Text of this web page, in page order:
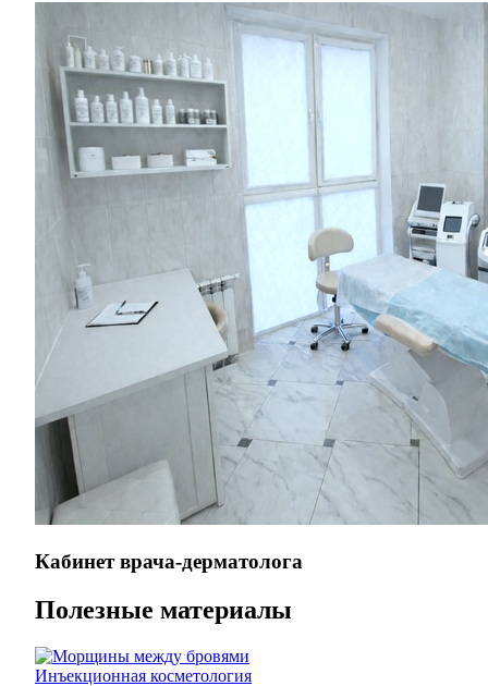
Кабинет врача-дерматолога
Полезные материалы
Инъекционная косметология